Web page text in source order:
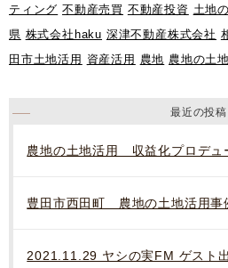
ティング 不動産売買 不動産投資 土地
県 株式会社haku 深津不動産株式会社
田市土地活用 資産活用 農地 農地の土
最近の投稿
豊田市西田町 農地の土地活用事
2021.11.29 ヤシの実FM ゲスト